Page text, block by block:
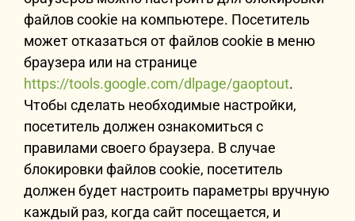
файлов cookie на компьютере. Посетитель
может отказаться от файлов cookie в меню
браузера или на странице
https://tools.google.com/dlpage/gaoptout.
Чтобы сделать необходимые настройки,
посетитель должен ознакомиться с
правилами своего браузера. В случае
блокировки файлов cookie, посетитель
должен будет настроить параметры вручную
каждый раз, когда сайт посещается, и